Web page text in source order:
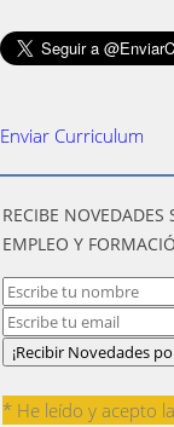
Enviar Curriculum
​RECIBE NOVEDADES
EMPLEO Y
* He leído y acepto la